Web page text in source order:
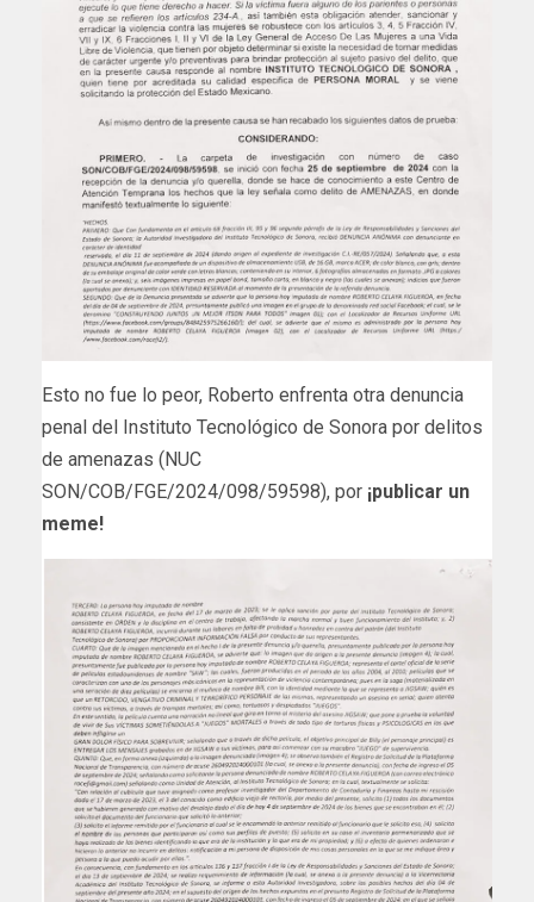
Esto no fue lo peor, Roberto enfrenta otra denuncia
penal del Instituto Tecnológico de Sonora por delitos
de amenazas (NUC
SON/COB/FGE/2024/098/59598), por ¡publicar un
meme!